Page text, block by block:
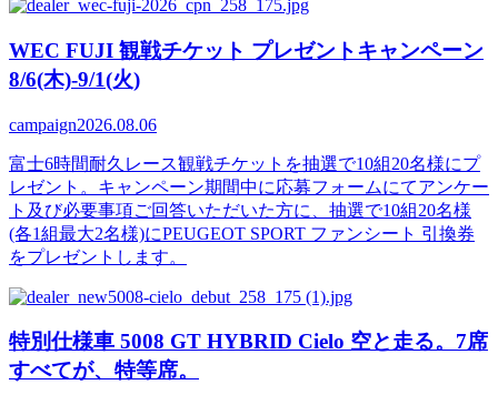
WEC FUJI 観戦チケット プレゼントキャンペーン
8/6(木)-9/1(火)
campaign2026.08.06
富士6時間耐久レース観戦チケットを抽選で10組20名様にプ
レゼント。キャンペーン期間中に応募フォームにてアンケー
ト及び必要事項ご回答いただいた方に、抽選で10組20名様
(各1組最大2名様)にPEUGEOT SPORT ファンシート 引換券
をプレゼントします。
特別仕様車 5008 GT HYBRID Cielo 空と走る。7席
すべてが、特等席。